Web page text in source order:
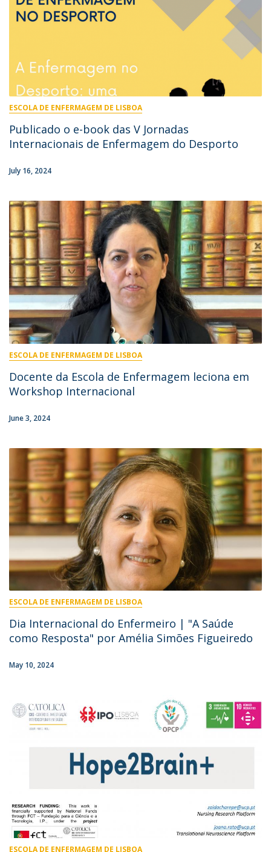
ESCOLA DE ENFERMAGEM DE LISBOA
Publicado o e-book das V Jornadas
Internacionais de Enfermagem do Desporto
July 16, 2024
ESCOLA DE ENFERMAGEM DE LISBOA
Docente da Escola de Enfermagem leciona em
Workshop Internacional
June 3, 2024
ESCOLA DE ENFERMAGEM DE LISBOA
Dia Internacional do Enfermeiro | "A Saúde
como Resposta" por Amélia Simões Figueiredo
May 10, 2024
ESCOLA DE ENFERMAGEM DE LISBOA